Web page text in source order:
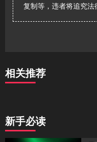
复制等，违者将追究法
相关推荐
新手必读